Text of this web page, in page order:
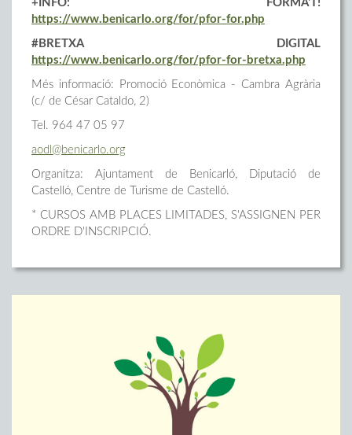
+INFO: FORMA'T!
https://www.benicarlo.org/for/pfor-for.php
#BRETXA DIGITAL
https://www.benicarlo.org/for/pfor-for-bretxa.php
Més informació: Promoció Econòmica - Cambra Agrària
(c/ de César Cataldo, 2)
Tel. 964 47 05 97
aodl@benicarlo.org
Organitza: Ajuntament de Benicarló, Diputació de
Castelló, Centre de Turisme de Castelló.
* CURSOS AMB PLACES LIMITADES, S'ASSIGNEN PER
ORDRE D'INSCRIPCIÓ.